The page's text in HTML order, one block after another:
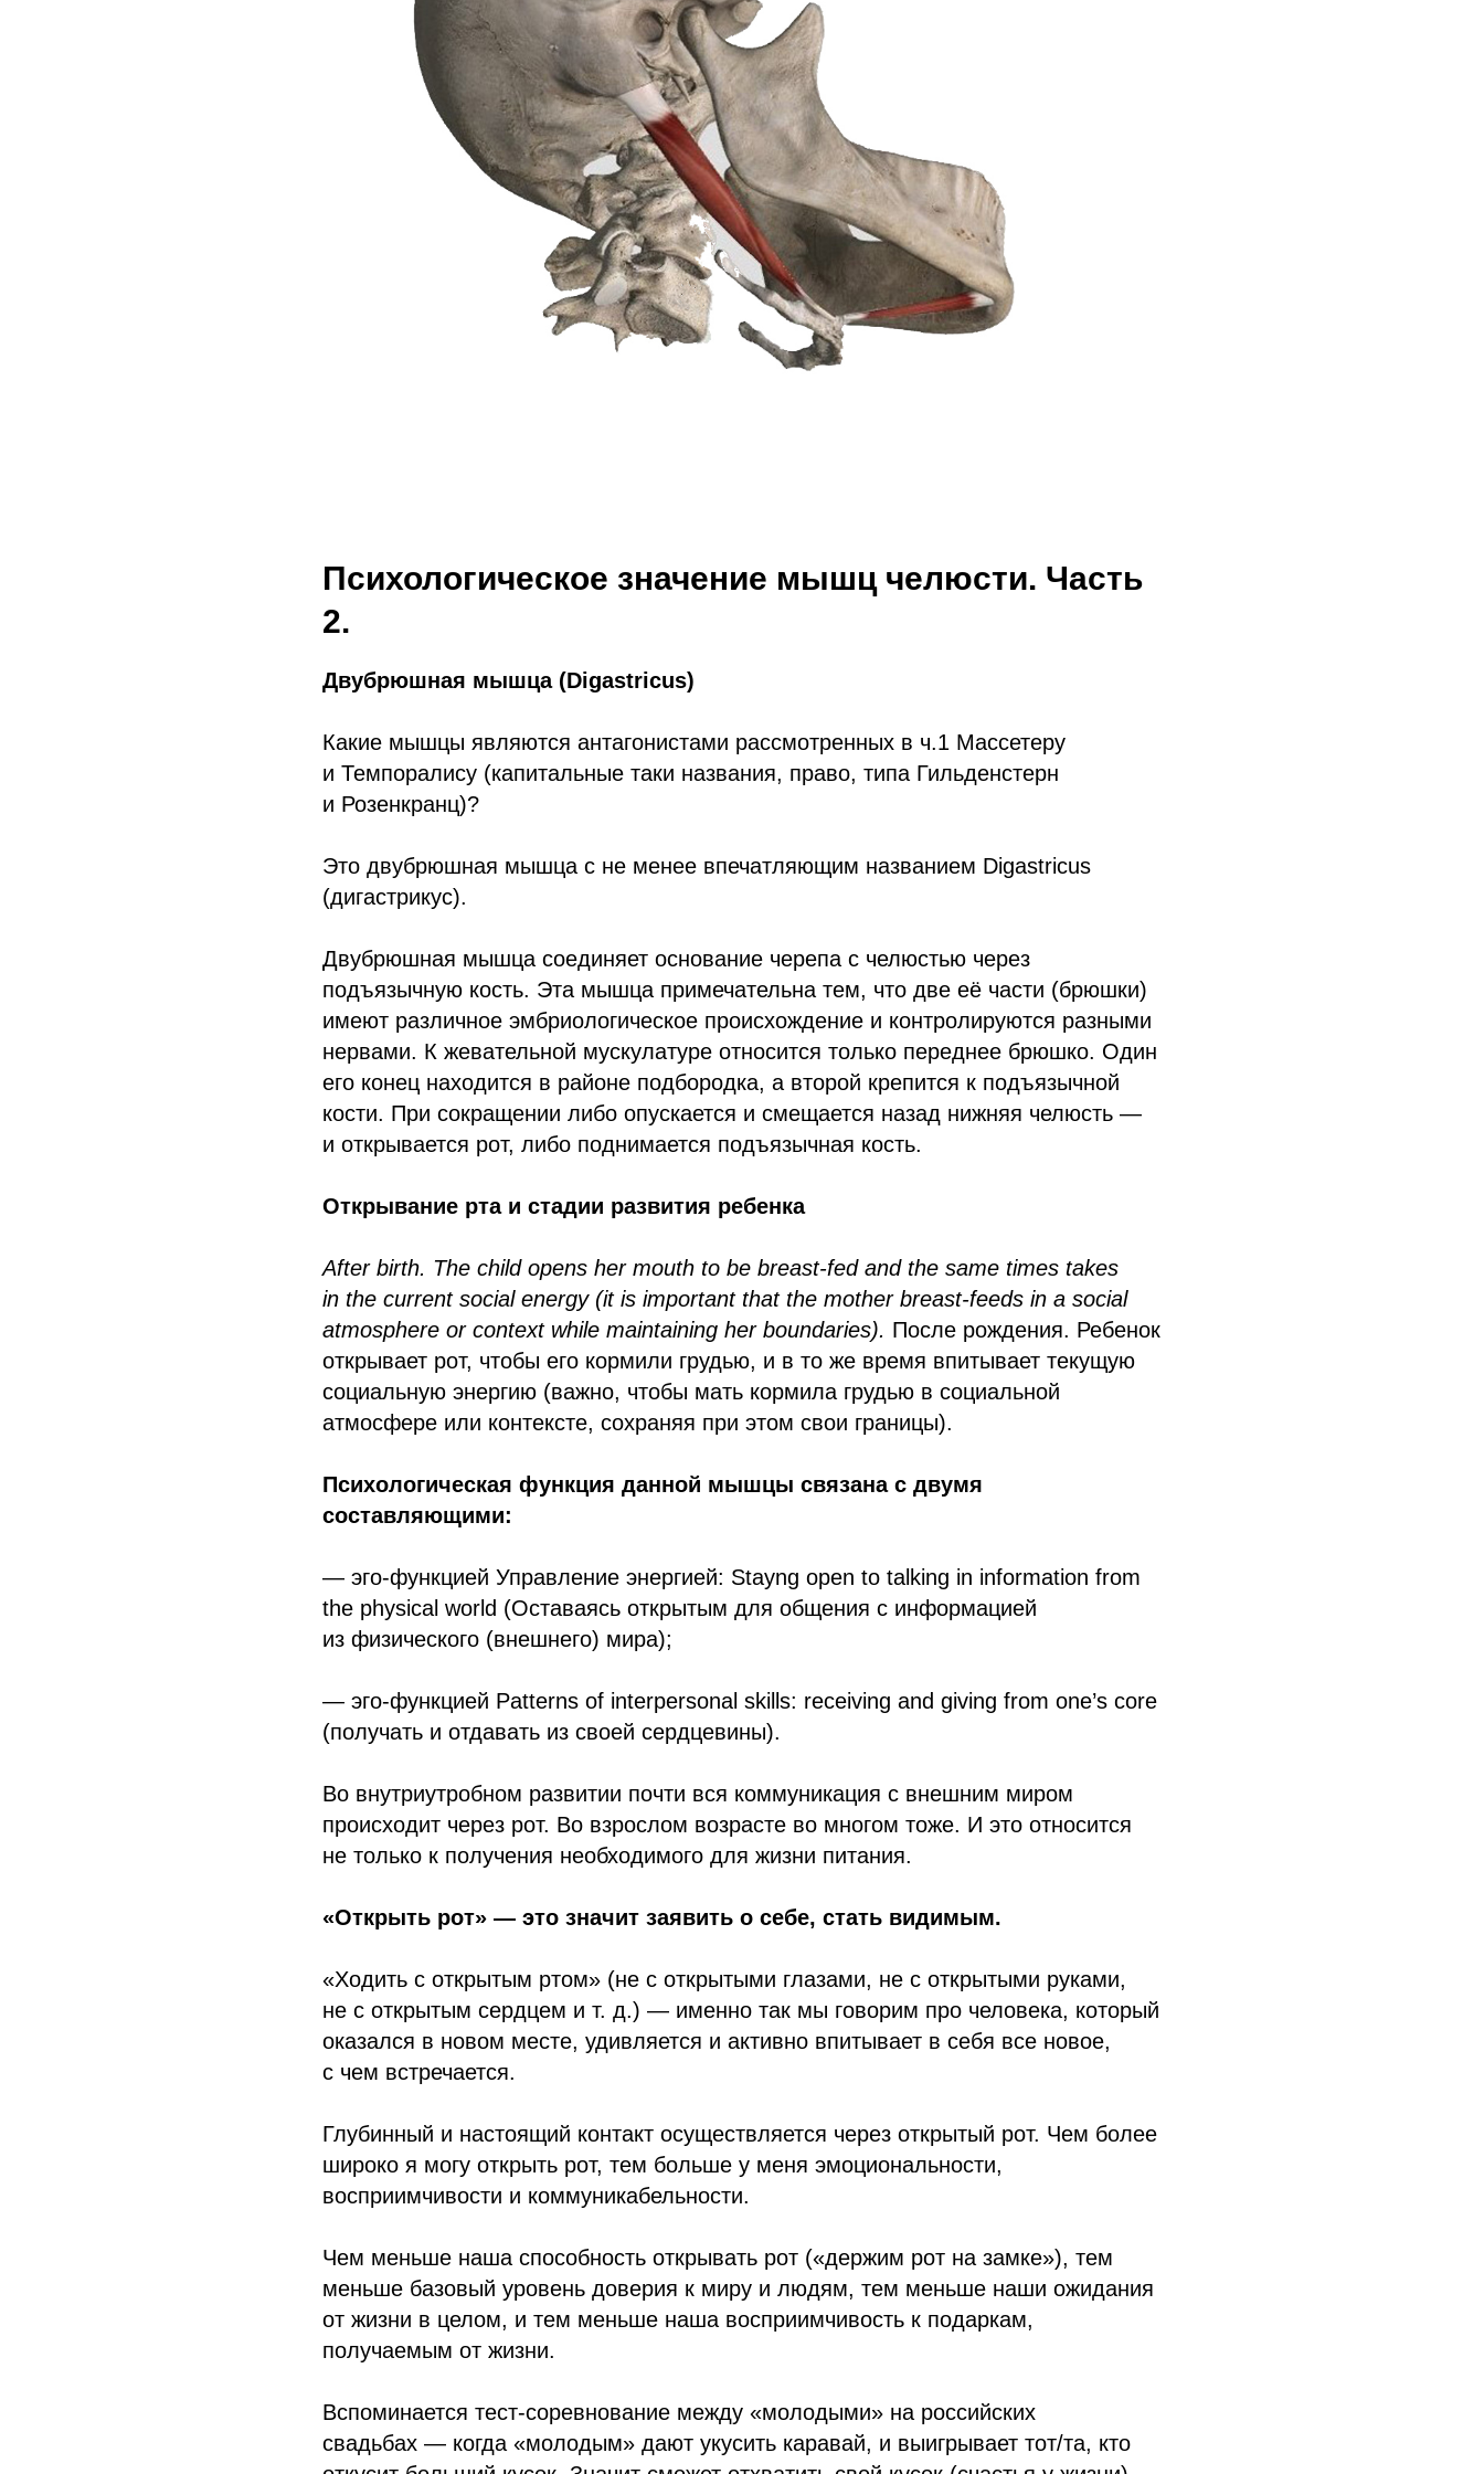
Психологическое значение мышц челюсти. Часть
2.
Двубрюшная мышца (Digastricus)
Какие мышцы являются антагонистами рассмотренных в ч.1 Массетеру
и Темпоралису (капитальные таки названия, право, типа Гильденстерн
и Розенкранц)?
Это двубрюшная мышца с не менее впечатляющим названием Digastricus
(дигастрикус).
Двубрюшная мышца соединяет основание черепа с челюстью через
подъязычную кость. Эта мышца примечательна тем, что две её части (брюшки)
имеют различное эмбриологическое происхождение и контролируются разными
нервами. К жевательной мускулатуре относится только переднее брюшко. Один
его конец находится в районе подбородка, а второй крепится к подъязычной
кости. При сокращении либо опускается и смещается назад нижняя челюсть —
и открывается рот, либо поднимается подъязычная кость.
Открывание рта и стадии развития ребенка
After birth. The child opens her mouth to be breast-fed and the same times takes
in the current social energy (it is important that the mother breast-feeds in a social
atmosphere or context while maintaining her boundaries). После рождения. Ребенок
открывает рот, чтобы его кормили грудью, и в то же время впитывает текущую
социальную энергию (важно, чтобы мать кормила грудью в социальной
атмосфере или контексте, сохраняя при этом свои границы).
Психологическая функция данной мышцы связана с двумя
составляющими:
— эго-функцией Управление энергией: Stayng open to talking in information from
the physical world (Оставаясь открытым для общения с информацией
из физического (внешнего) мира);
— эго-функцией Patterns of interpersonal skills: receiving and giving from one’s core
(получать и отдавать из своей сердцевины).
Во внутриутробном развитии почти вся коммуникация с внешним миром
происходит через рот. Во взрослом возрасте во многом тоже. И это относится
не только к получения необходимого для жизни питания.
«Открыть рот» — это значит заявить о себе, стать видимым.
«Ходить с открытым ртом» (не с открытыми глазами, не с открытыми руками,
не с открытым сердцем и т. д.) — именно так мы говорим про человека, который
оказался в новом месте, удивляется и активно впитывает в себя все новое,
с чем встречается.
Глубинный и настоящий контакт осуществляется через открытый рот. Чем более
широко я могу открыть рот, тем больше у меня эмоциональности,
восприимчивости и коммуникабельности.
Чем меньше наша способность открывать рот («держим рот на замке»), тем
меньше базовый уровень доверия к миру и людям, тем меньше наши ожидания
от жизни в целом, и тем меньше наша восприимчивость к подаркам,
получаемым от жизни.
Вспоминается тест-соревнование между «молодыми» на российских
свадьбах — когда «молодым» дают укусить каравай, и выигрывает тот/та, кто